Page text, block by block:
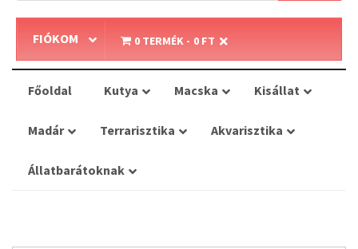
FIÓKOM 0 TERMÉK 0 FT
Főoldal Kutya Macska Kisállat
Madár Terrarisztika Akvarisztika
Állatbarátoknak